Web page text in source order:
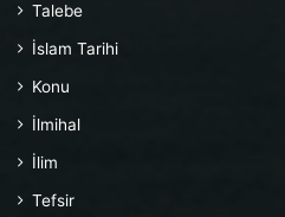
Talebe
İslam Tarihi
Konu
İlmihal
İlim
Tefsir